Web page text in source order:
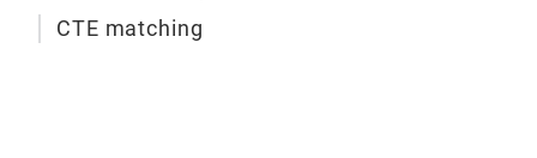
CTE matching